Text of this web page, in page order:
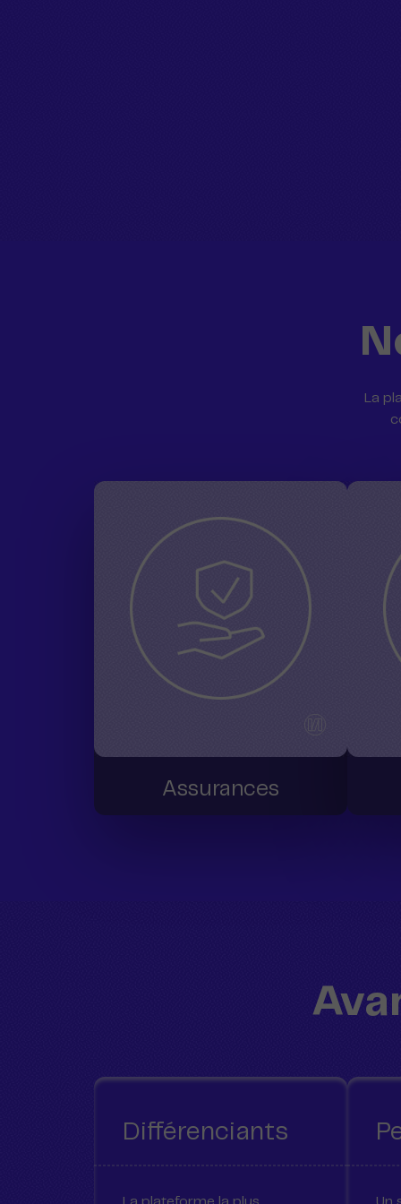
La
Assurances
Différenciants